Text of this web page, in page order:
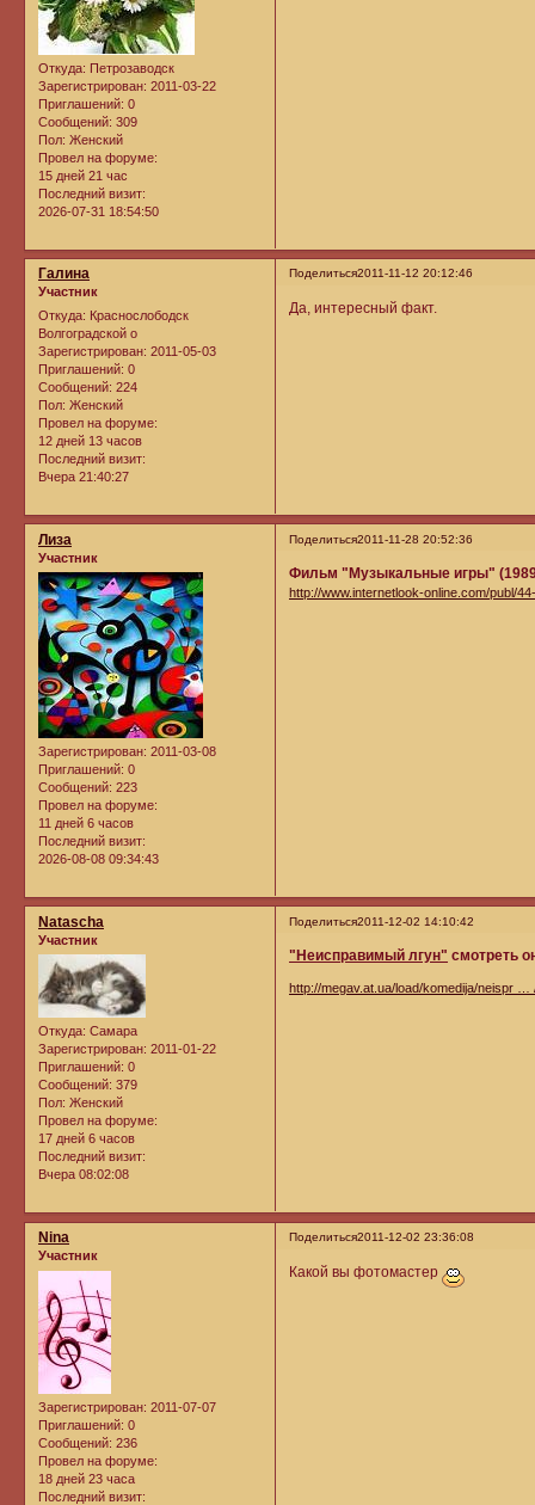
Откуда: Петрозаводск
Зарегистрирован: 2011-03-22
Приглашений: 0
Сообщений: 309
Пол: Женский
Провел на форуме:
15 дней 21 час
Последний визит:
2026-07-31 18:54:50
Поделиться2011-11-12 20:12:46
Галина
Участник
Откуда: Краснослободск
Волгоградской о
Зарегистрирован: 2011-05-03
Приглашений: 0
Сообщений: 224
Пол: Женский
Провел на форуме:
12 дней 13 часов
Последний визит:
Вчера 21:40:27
Да, интересный факт.
Поделиться2011-11-28 20:52:36
Лиза
Участник
Зарегистрирован: 2011-03-08
Приглашений: 0
Сообщений: 223
Провел на форуме:
11 дней 6 часов
Последний визит:
2026-08-08 09:34:43
Фильм "Музыкальные игры"
http://www.internetlook-online.com/publ/
Поделиться2011-12-02 14:10:42
Natascha
Участник
Откуда: Самара
Зарегистрирован: 2011-01-22
Приглашений: 0
Сообщений: 379
Пол: Женский
Провел на форуме:
17 дней 6 часов
Последний визит:
Вчера 08:02:08
"Неисправимый лгун" смотреть
http://megav.at.ua/load/komedija/neispr …
Поделиться2011-12-02 23:36:08
Nina
Участник
Зарегистрирован: 2011-07-07
Приглашений: 0
Сообщений: 236
Провел на форуме:
18 дней 23 часа
Последний визит:
Какой вы фотомастер